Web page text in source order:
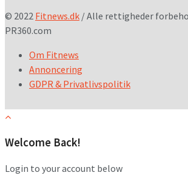
© 2022 Fitnews.dk / Alle rettigheder
PR360.com
Om Fitnews
Annoncering
GDPR & Privatlivspolitik
Welcome Back!
Login to your account below